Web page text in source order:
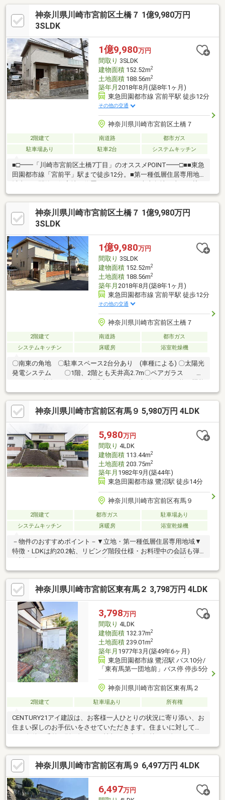
坪）◎間取タイプ3ＬＤＫ◎21.2畳のLDK（階段面積を含む）◎駐
車スペース2台分あり（2.8m×9.7m）◎敷地南側に水栓付の庭あり
神奈川県川崎市宮前区土橋７ 1億9,980万円
3SLDK
1億9,980万円
間取り 3SLDK
建物面積152.52m2
土地面積188.56m2
築年月 2018年8月(築8年1ヶ月)
東急田園都市線 宮前平駅 徒歩12分
その他の交通
神奈川県川崎市宮前区土橋７
2階建て 南道路
都市ガス
駐車場あり
駐車2台 システムキッチン
■□━━「川崎市宮前区土橋7丁目」のオススメPOINT━━□■■東急
田園都市線「宮前平」駅まで徒歩12分。■第一種低層住居専用地
で、採光・通風良好。■2018年8月築、軽量鉄骨造・2階建。■全居
室南向き×2面以上採光。■1階2階共に、天井高は約2.7m！■パント
リー・WICなど、収納充実。■太陽光発電システム・蓄電池・
HEMSなどが搭載されています。■周辺環境・いなげや川崎土橋
550m)・川崎市立宮前平中学校 徒歩10分(約750m)・神木公園
徒歩3分(約240m)
神奈川県川崎市宮前区土橋７ 1億9,980万円
3SLDK
1億9,980万円
間取り 3SLDK
建物面積152.52m2
土地面積188.56m2
築年月 2018年8月(築8年1ヶ月)
東急田園都市線 宮前平駅 徒歩12分
その他の交通
神奈川県川崎市宮前区土橋７
2階建て 南道路
都市ガス
システムキッチン
床暖房 浴室乾燥機
〇南東の角地 〇駐車スペース2台分あり (車種による) 〇太陽光
発電システム 〇1階、2階とも天井高2.7m〇ペアガラス 〇
トイレ2カ所〇リビングに床暖房 〇床下収納 〇追い炊き機能
付きユニットバス
神奈川県川崎市宮前区有馬９ 5,980万円 4LDK
5,980万円
間取り 4LDK
建物面積113.44m2
土地面積203.75m2
築年月 1982年9月(築44年)
東急田園都市線 鷺沼駅 徒歩14分
神奈川県川崎市宮前区有馬９
2階建て 都市ガス
駐車場あり
システムキッチン
床暖房 浴室乾燥機
－物件のおすすめポイント－▼立地・第一種低層住居専用地域▼
特徴・LDKは約20.2帖、リビング階段仕様・お料理中の会話も弾
遊性があり家事動線良好・LDに面したお庭はウッドデッキ付・地
下駐車場有(車種による)▼2008年12月室内リフォーム履歴【交
換】キッチン、UB、トイレ 等【その他】全室クロス・フローリン
グ張替、床暖房設置(LDK) 他▼周辺環境・食品館あおば鷺沼店 徒
歩8分(約600m)■ ご希望の住まい探しをお手伝いします
━━━━━・・・物件の詳細・ご相談はお気軽にお問い合わせく
ださい。
神奈川県川崎市宮前区東有馬２ 3,798万円 4LDK
3,798万円
間取り 4LDK
建物面積132.37m2
土地面積239.01m2
築年月 1977年3月(築49年6ヶ月)
東急田園都市線 鷺沼駅 バス10分/
「東有馬第一団地前」バス停 停歩5分
神奈川県川崎市宮前区東有馬２
2階建て 駐車場あり 所有権
CENTURY21アイ建設は、お客様一人ひとりの状況に寄り添い、お
住まい探しのお手伝いをさせていただきます。住まいに対して求
める条件は千差万別。知りたい情報や不安な気持ちも人それぞ
れ。だからこそマニュアルではなく、お客様にあわせたオーダー
メイドのサポートを。物件探しからその先の新生活も、良き伴走
者として並走させていただきます。多少難しそうなご条件でも、
まずはご相談ください。グループ創業38年の経験とノウハウ・情
報量で、きっとお客様のご期待にお応えします。いちばん話しや
すいいちばん分かりやすいいちばんワクワクする不動産ネットワ
神奈川県川崎市宮前区有馬９ 6,497万円 4LDK
6,497万円